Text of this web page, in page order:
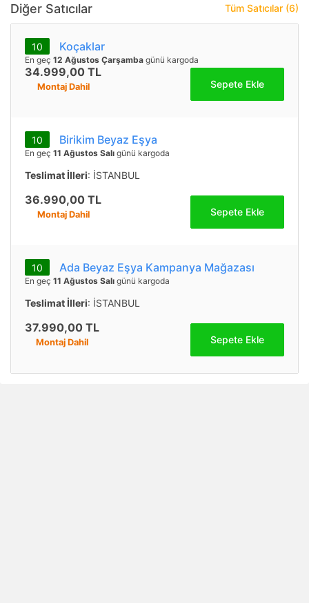
Diğer Satıcılar Tüm Satıcılar (6)
10 Koçaklar
En geç 12 Ağustos Çarşamba günü kargoda
34.999,00 TL
Montaj Dahil Sepete Ekle
10 Birikim Beyaz Eşya
En geç 11 Ağustos Salı günü kargoda
Teslimat İlleri: İSTANBUL
36.990,00 TL
Montaj Dahil Sepete Ekle
10 Ada Beyaz Eşya Kampanya Mağazası
En geç 11 Ağustos Salı günü kargoda
Teslimat İlleri: İSTANBUL
37.990,00 TL
Montaj Dahil Sepete Ekle